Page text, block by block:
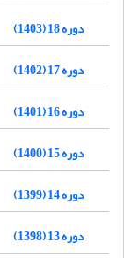
دوره 18 (1403)
دوره 17 (1402)
دوره 16 (1401)
دوره 15 (1400)
دوره 14 (1399)
دوره 13 (1398)